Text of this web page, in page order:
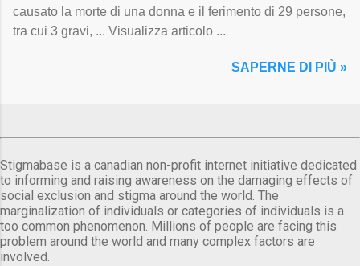
causato la morte di una donna e il ferimento di 29 persone,
tra cui 3 gravi, ... Visualizza articolo ...
SAPERNE DI PIÙ »
Stigmabase is a canadian non-profit internet initiative dedicated
to informing and raising awareness on the damaging effects of
social exclusion and stigma around the world. The
marginalization of individuals or categories of individuals is a
too common phenomenon. Millions of people are facing this
problem around the world and many complex factors are
involved.